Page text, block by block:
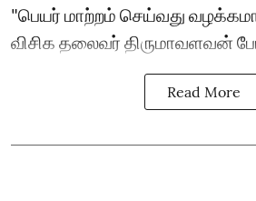
"பெயர் மாற்றம் செய்வது
விசிக தலைவர் திருமாவளவன்
Read More